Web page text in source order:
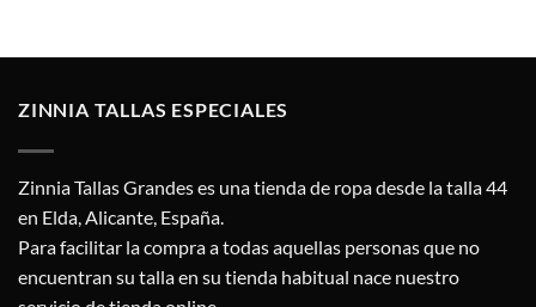
ZINNIA TALLAS ESPECIALES
Zinnia Tallas Grandes es una tienda de ropa desde la talla 44
en Elda, Alicante, España.
Para facilitar la compra a todas aquellas personas que no
encuentran su talla en su tienda habitual nace nuestro